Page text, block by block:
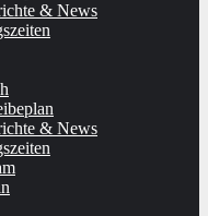
& News
& News